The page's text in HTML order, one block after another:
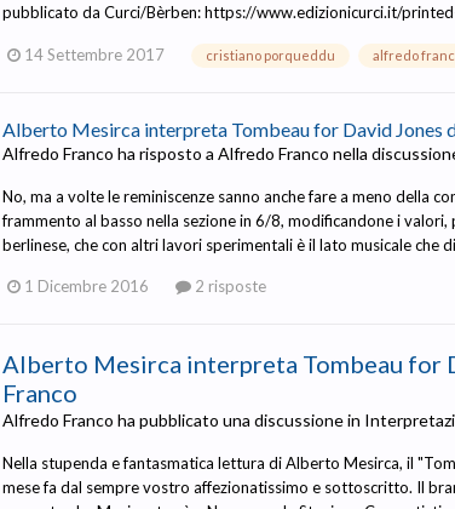
pubblicato da Curci/Bèrben: https://www.edizionicurci.it/
14 Settembre 2017 cristiano porqueddu alfredo
Alberto Mesirca interpreta Tombeau for David Jones
Alfredo Franco ha risposto a Alfredo Franco nella
No, ma a volte le reminiscenze sanno anche fare a meno della
frammento al basso nella sezione in 6/8, modificandone i
berlinese, che con altri lavori sperimentali è il lato musicale che
1 Dicembre 2016 2 risposte
Alberto Mesirca interpreta Tombeau for
Franco
Alfredo Franco ha pubblicato una discussione in
Nella stupenda e fantasmatica lettura di Alberto Mesirca, il
mese fa dal sempre vostro affezionatissimo e sottoscritto. Il